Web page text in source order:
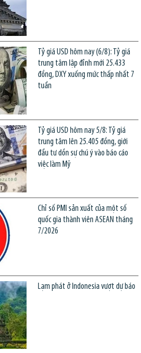
Tỷ giá USD hôm nay (6/8): Tỷ giá
trung tâm lập đỉnh mới 25.433
đồng, DXY xuống mức thấp nhất 7
tuần
Tỷ giá USD hôm nay 5/8: Tỷ giá
trung tâm lên 25.405 đồng, giới
đầu tư dồn sự chú ý vào báo cáo
việc làm Mỹ
Chỉ số PMI sản xuất của một số
quốc gia thành viên ASEAN tháng
7/2026
Lạm phát ở Indonesia vượt dự báo